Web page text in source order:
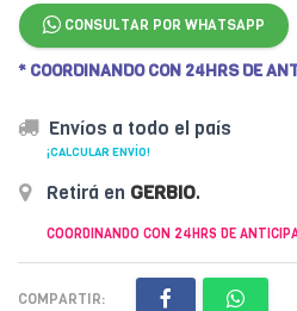
CONSULTAR POR WHATSAPP
* COORDINANDO CON 24HRS DE
Envíos a todo el país
¡CALCULAR ENVÍO!
Retirá en GERBIO.
COORDINANDO CON 24HRS DE
COMPARTIR: